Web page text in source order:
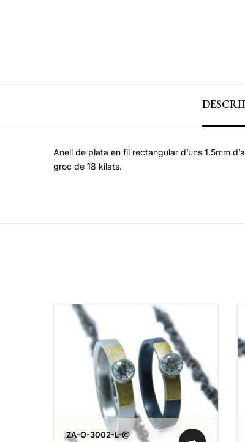
Anell de plata en fil rectangular d’uns 1.5mm
groc de 18 kilats.
ZA-O-3002-L-@